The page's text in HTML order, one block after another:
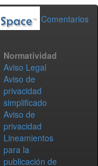
Comentarios
Normatividad
Aviso Legal
Aviso de
privacidad
simplificado
Aviso de
privacidad
Lineamientos
para la
publicación de